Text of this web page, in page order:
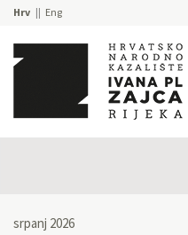
Hrv Eng
srpanj 2026